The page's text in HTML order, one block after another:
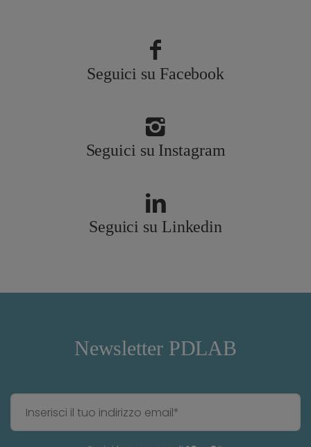
Seguici su Facebook
Seguici su Instagram
Seguici su Linkedin
Newsletter PDLAB